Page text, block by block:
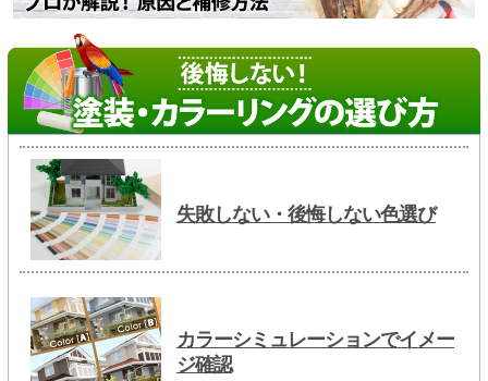
失敗しない・後悔しない色選び
カラーシミュレーションでイメー
ジ確認